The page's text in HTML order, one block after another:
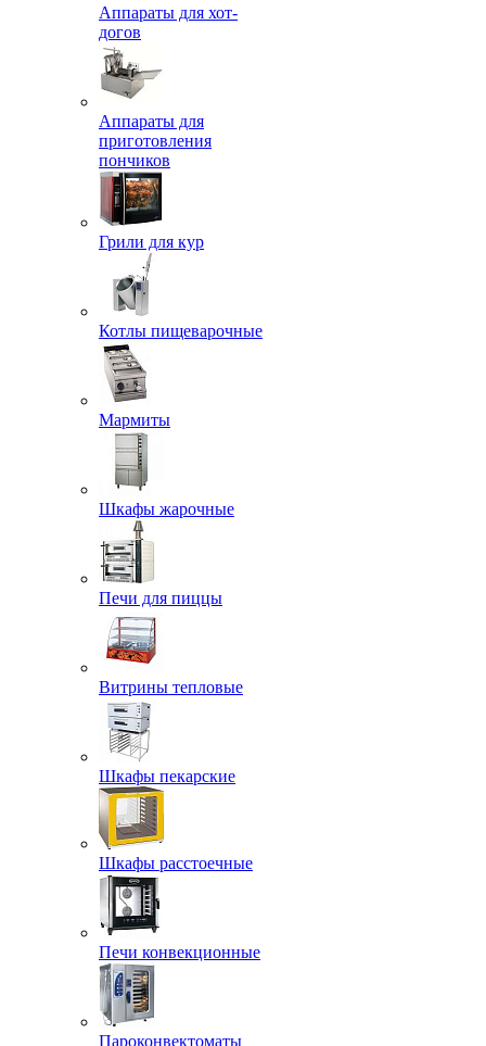
Аппараты для хот-
догов
Аппараты для
приготовления
пончиков
Грили для кур
Котлы пищеварочные
Мармиты
Шкафы жарочные
Печи для пиццы
Витрины тепловые
Шкафы пекарские
Шкафы расстоечные
Печи конвекционные
Пароконвектоматы